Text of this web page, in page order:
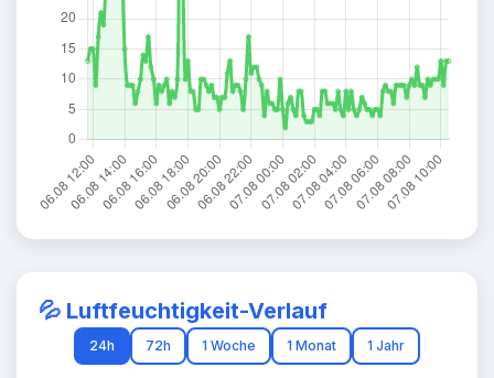
💦 Luftfeuchtigkeit-Verlauf
24h 72h 1 Woche 1 Monat 1 Jahr